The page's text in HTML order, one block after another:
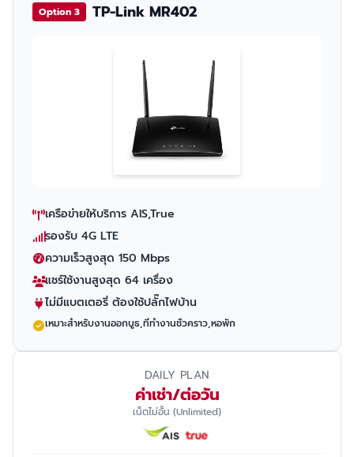
Option 3 TP-Link MR402
เครือข่ายให้บริการ AIS,True
รองรับ 4G LTE
ความเร็วสูงสุด 150 Mbps
แชร์ใช้งานสูงสุด 64 เครื่อง
ไม่มีแบตเตอรี่ ต้องใช้ปลั๊กไฟบ้าน
เหมาะสำหรับงานออกบูธ,ที่ทำงานชั่วคราว,หอพัก
DAILY PLAN
ค่าเช่า/ต่อวัน
เน็ตไม่อั้น (Unlimited)